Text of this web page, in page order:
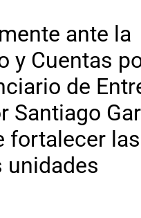
ante la
y Cuentas
de
Santiago
fortalecer las
unidades